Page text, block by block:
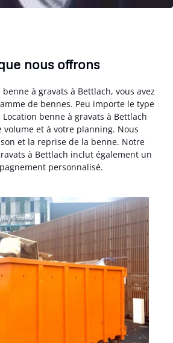
nous offrons
à gravats à Bettlach, vous avez
de bennes. Peu importe le type
benne à gravats à Bettlach
volume et à votre planning. Nous
et la reprise de la benne. Notre
à Bettlach inclut également un
personnalisé.